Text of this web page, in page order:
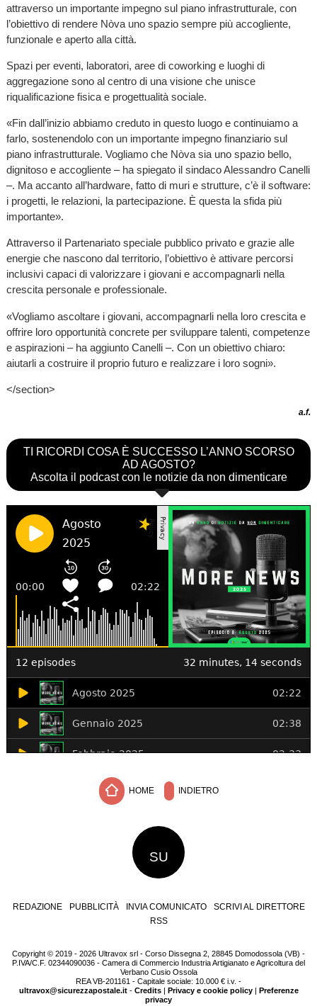
attraverso un importante impegno sul piano infrastrutturale, con
l’obiettivo di rendere Nòva uno spazio sempre più accogliente,
funzionale e aperto alla città.
Spazi per eventi, laboratori, aree di coworking e luoghi di
aggregazione sono al centro di una visione che unisce
riqualificazione fisica e progettualità sociale.
«Fin dall’inizio abbiamo creduto in questo luogo e continuiamo a
farlo, sostenendolo con un importante impegno finanziario sul
piano infrastrutturale. Vogliamo che Nòva sia uno spazio bello,
dignitoso e accogliente – ha spiegato il sindaco Alessandro Canelli
–. Ma accanto all’hardware, fatto di muri e strutture, c’è il software:
i progetti, le relazioni, la partecipazione. È questa la sfida più
importante».
Attraverso il Partenariato speciale pubblico privato e grazie alle
energie che nascono dal territorio, l’obiettivo è attivare percorsi
inclusivi capaci di valorizzare i giovani e accompagnarli nella
crescita personale e professionale.
«Vogliamo ascoltare i giovani, accompagnarli nella loro crescita e
offrire loro opportunità concrete per sviluppare talenti, competenze
e aspirazioni – ha aggiunto Canelli –. Con un obiettivo chiaro:
aiutarli a costruire il proprio futuro e realizzare i loro sogni».
</section>
a.f.
TI RICORDI COSA È SUCCESSO L’ANNO SCORSO
AD AGOSTO?
Ascolta il podcast con le notizie da non dimenticare
HOME INDIETRO
SU
REDAZIONE PUBBLICITÀ INVIA COMUNICATO
SCRIVI AL DIRETTORE
RSS
Copyright © 2019 - 2026 Ultravox srl - Corso Dissegna 2, 28845 Domodossola (VB) -
P.IVA/C.F. 02344090036 - Camera di Commercio Industria Artigianato e Agricoltura del
Verbano Cusio Ossola
REA VB-201161 - Capitale sociale: 10.000 € i.v. -
ultravox@sicurezzapostale.it- Credits| Privacy e cookie policy| Preferenze
privacy